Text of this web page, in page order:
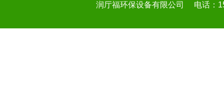
润厅福环保设备有限公司 电话：